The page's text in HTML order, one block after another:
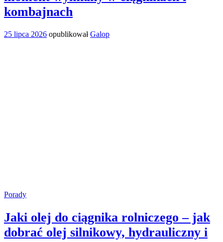
kombajnach
25 lipca 2026 opublikowałGalop
Porady
Jaki olej do ciągnika rolniczego – jak
dobrać olej silnikowy, hydrauliczny i